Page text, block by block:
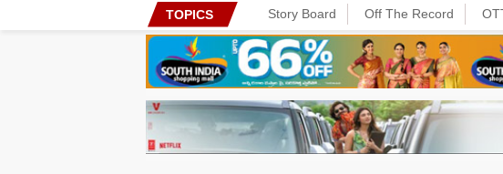
TOPICS Story Board Off The Record